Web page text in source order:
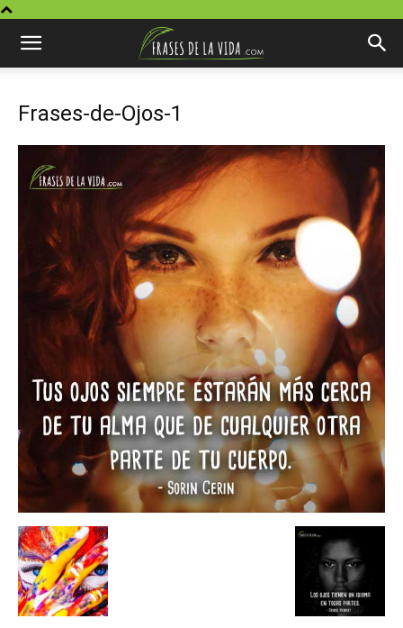
Frases-de-Ojos-1